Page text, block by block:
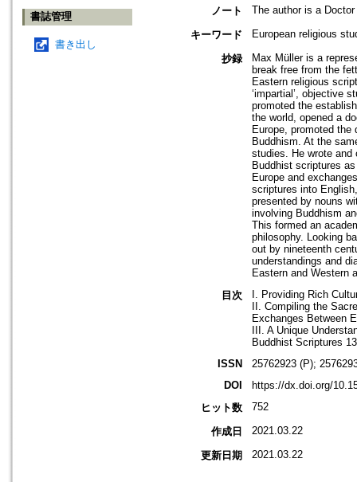
書誌管理
書き出し
ノート
The author is a
キーワード European religious
抄録
Max Müller is a
break free from the
Eastern religious
‘impartial’, objective
promoted the
the world, opened a
Europe, promoted the
Buddhism. At the
studies. He wrote and
Buddhist scriptures
Europe and
scriptures into
presented by nouns
involving Buddhism
This formed an
philosophy. Looking
out by nineteenth
understandings and
Eastern and Western
目次
I. Providing Rich
II. Compiling the
Exchanges Between
III. A Unique
Buddhist Scriptures
ISSN
25762923 (P);
DOI
https://dx.doi.org/
ヒット数
752
作成日 2021.03.22
更新日期 2021.03.22